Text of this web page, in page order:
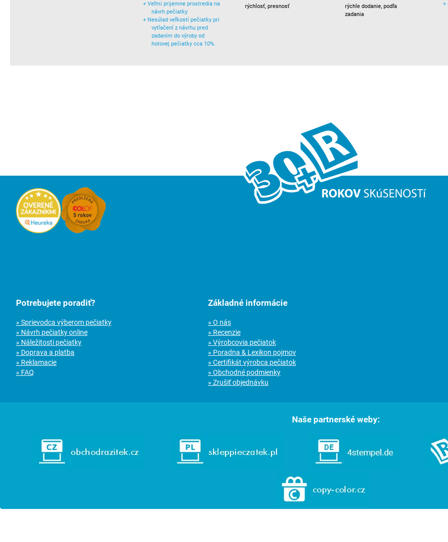
+ Veľmi prijemne prostredia na
návrh pečiatky
+ Nesúlad veľkostí pečiatky pri
vytlačení z návrhu pred
zadaním do výroby od
hotovej pečiatky cca 10%.
rýchlosť, presnosť
rýchle dodanie, podľa
zadania
+
Potrebujete poradiť?
» Sprievodca výberom pečiatky
» Návrh pečiatky online
» Náležitosti pečiatky
» Doprava a platba
» Reklamacie
» FAQ
Základné informácie
» O nás
» Recenzie
» Výrobcovia pečiatok
» Poradna & Lexikon pojmov
» Certifikát výrobca pečiatok
» Obchodné podmienky
» Zrušiť objednávku
Naše partnerské weby: